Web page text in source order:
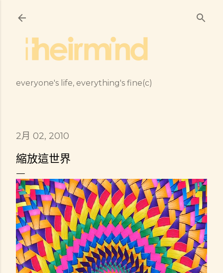
everyone's life, everything's fine(c)
2月 02, 2010
縮放這世界